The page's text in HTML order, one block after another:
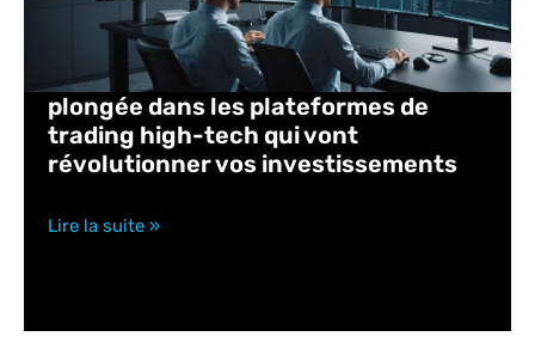
plongée dans les plateformes de
trading high-tech qui vont
révolutionner vos investissements
Lire la suite »